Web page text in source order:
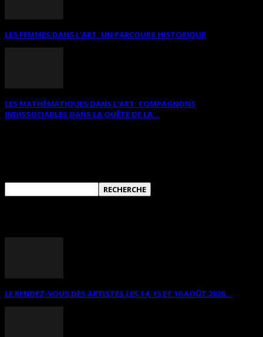
LES FEMMES DANS L’ART. UN PARCOURS HISTORIQUE
LES MATHÉMATIQUES DANS L’ART. COMPAGNONS
INDISSOCIABLES DANS LA QUÊTE DE LA...
LE RENDEZ-VOUS DES ARTISTES LES 14, 15 ET 16 AOÛT 2026...